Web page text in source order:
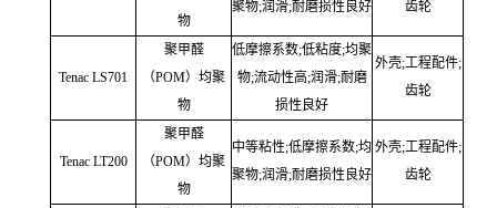
物
聚物;润滑;耐磨损性良好 齿轮
Tenac LS701
聚甲醛
（POM）均聚
物
低摩擦系数;低粘度;均聚
物;流动性高;润滑;耐磨
损性良好
外壳;工程配件;
齿轮
Tenac LT200
聚甲醛
（POM）均聚
物
中等粘性;低摩擦系数;均
聚物;润滑;耐磨损性良好
外壳;工程配件;
齿轮